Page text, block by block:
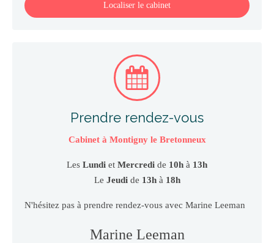
Localiser le cabinet
Prendre rendez-vous
Cabinet à Montigny le Bretonneux
Les Lundi et Mercredi de 10h à 13h
Le Jeudide 13hà 18h
N'hésitez pas à prendre rendez-vous avec Marine Leeman
Marine Leeman